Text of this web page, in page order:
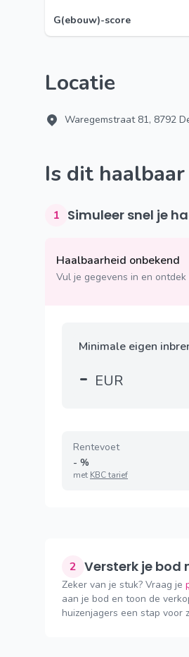
G(ebouw)-score
Locatie
Waregemstraat 81, 8792
Is dit
1 Simuleer snel je
Haalbaarheid onbekend
Vul je gegevens in en
Minimale eigen
- EUR
Rentevoet
- %
met KBC tarief
2 Versterk je
Zeker van je stuk? Vraag je
aan je bod en toon de
huizenjagers een stap voor